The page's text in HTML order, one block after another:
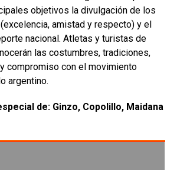
objetivos la divulgación de los
amistad y respecto) y el
nacional. Atletas y turistas de
las costumbres, tradiciones,
compromiso con el movimiento
argentino.
de: Ginzo, Copolillo, Maidana